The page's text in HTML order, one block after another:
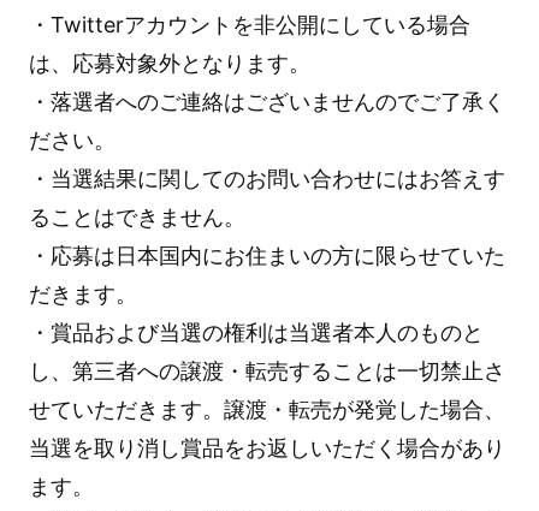
・Twitterアカウントを非公開にしている場合
は、応募対象外となります。
・落選者へのご連絡はございませんのでご了承く
ださい。
・当選結果に関してのお問い合わせにはお答えす
ることはできません。
・応募は日本国内にお住まいの方に限らせていた
だきます。
・賞品および当選の権利は当選者本人のものと
し、第三者への譲渡・転売することは一切禁止さ
せていただきます。譲渡・転売が発覚した場合、
当選を取り消し賞品をお返しいただく場合があり
ます。